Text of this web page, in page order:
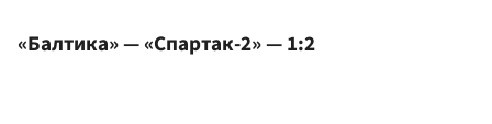
«Балтика» — «Спартак-2» — 1:2